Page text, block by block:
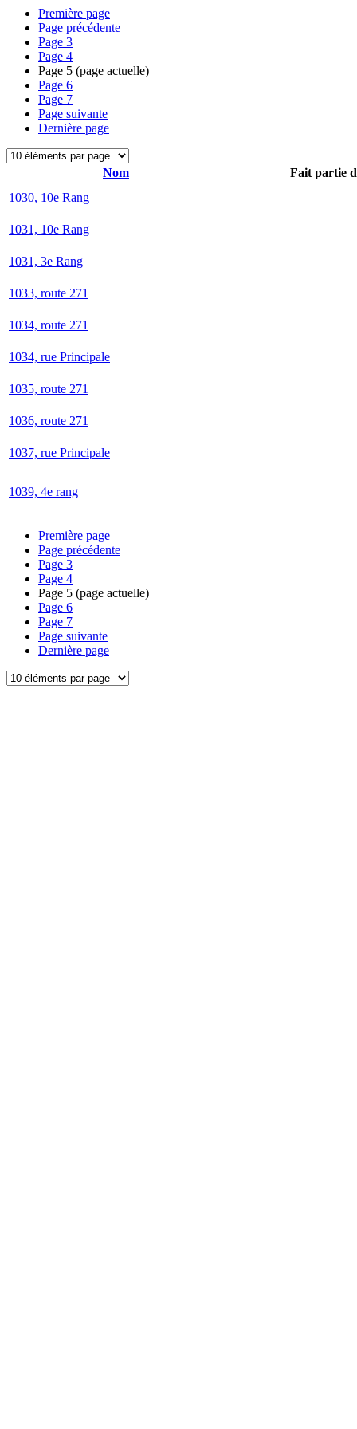
Première page
Page précédente
Page 3
Page 4
Page 5 (page actuelle)
Page 6
Page 7
Page suivante
Dernière page
Nom
Fait partie
1030, 10e Rang
1031, 10e Rang
1031, 3e Rang
1033, route 271
1034, route 271
1034, rue Principale
1035, route 271
1036, route 271
1037, rue Principale
1039, 4e rang
Première page
Page précédente
Page 3
Page 4
Page 5 (page actuelle)
Page 6
Page 7
Page suivante
Dernière page